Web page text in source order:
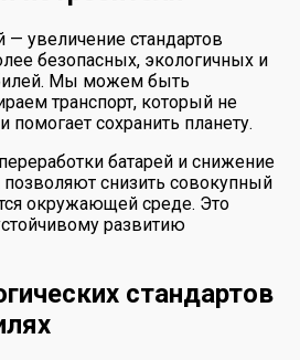
— увеличение стандартов
безопасных, экологичных и
Мы можем быть
транспорт, который не
помогает сохранить планету.
батарей и снижение
позволяют снизить совокупный
окружающей среде. Это
развитию
стандартов